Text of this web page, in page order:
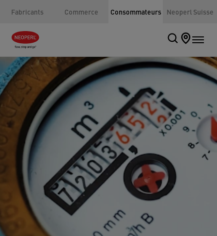
Fabricants Commerce Consommateurs Neoperl Suisse